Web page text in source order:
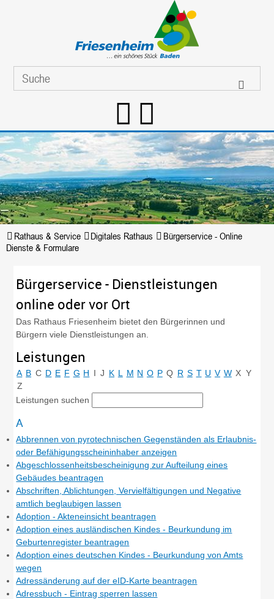
Rathaus & Service Digitales Rathaus
Bürgerservice - Online
Dienste & Formulare
Bürgerservice - Dienstleistungen
online oder vor Ort
Das Rathaus Friesenheim bietet den Bürgerinnen und
Bürgern viele Dienstleistungen an.
Leistungen
A B C D E F G H I J K L M N O P Q R S T U V W X Y
Z
Leistungen suchen
A
Abbrennen von pyrotechnischen Gegenständen als Erlaubnis-
oder Befähigungsscheininhaber anzeigen
Abgeschlossenheitsbescheinigung zur Aufteilung eines
Gebäudes beantragen
Abschriften, Ablichtungen, Vervielfältigungen und Negative
amtlich beglaubigen lassen
Adoption - Akteneinsicht beantragen
Adoption eines ausländischen Kindes - Beurkundung im
Geburtenregister beantragen
Adoption eines deutschen Kindes - Beurkundung von Amts
wegen
Adressänderung auf der eID-Karte beantragen
Adressbuch - Eintrag sperren lassen